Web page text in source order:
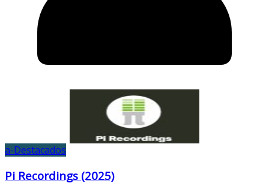
a-Destacados
Pi Recordings (2025)